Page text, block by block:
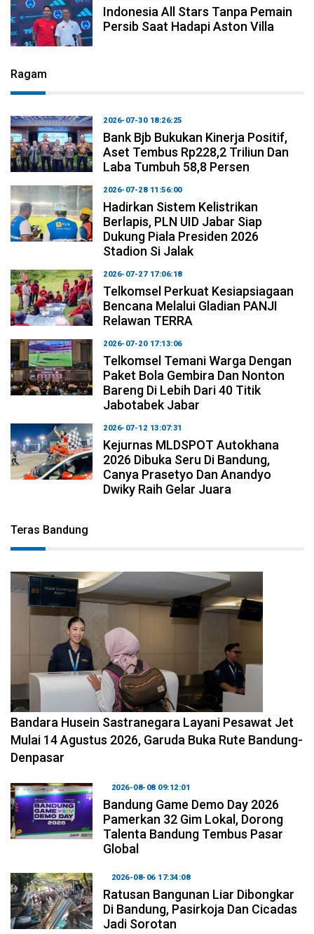
Indonesia All Stars Tanpa Pemain
Persib Saat Hadapi Aston Villa
Ragam
2026-07-30 18:26:25
Bank Bjb Bukukan Kinerja Positif,
Aset Tembus Rp228,2 Triliun Dan
Laba Tumbuh 58,8 Persen
2026-07-28 11:56:00
Hadirkan Sistem Kelistrikan
Berlapis, PLN UID Jabar Siap
Dukung Piala Presiden 2026
Stadion Si Jalak
2026-07-27 17:06:18
Telkomsel Perkuat Kesiapsiagaan
Bencana Melalui Gladian PANJI
Relawan TERRA
2026-07-20 17:13:06
Telkomsel Temani Warga Dengan
Paket Bola Gembira Dan Nonton
Bareng Di Lebih Dari 40 Titik
Jabotabek Jabar
2026-07-12 13:07:31
Kejurnas MLDSPOT Autokhana
2026 Dibuka Seru Di Bandung,
Canya Prasetyo Dan Anandyo
Dwiky Raih Gelar Juara
Teras Bandung
2026-08-08 11:12:29
Bandara Husein Sastranegara Layani Pesawat Jet
Mulai 14 Agustus 2026, Garuda Buka Rute Bandung-
Denpasar
2026-08-08 09:12:01
Bandung Game Demo Day 2026
Pamerkan 32 Gim Lokal, Dorong
Talenta Bandung Tembus Pasar
Global
2026-08-06 17:34:08
Ratusan Bangunan Liar Dibongkar
Di Bandung, Pasirkoja Dan Cicadas
Jadi Sorotan